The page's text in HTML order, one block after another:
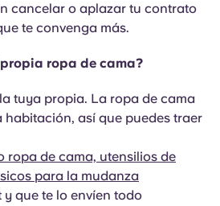
cancelar o aplazar tu contrato
te convenga más.
ropa de cama?
tuya propia. La ropa de cama
habitación, así que puedes traer
ropa de cama, utensilios de
para la mudanza
que te lo envíen todo